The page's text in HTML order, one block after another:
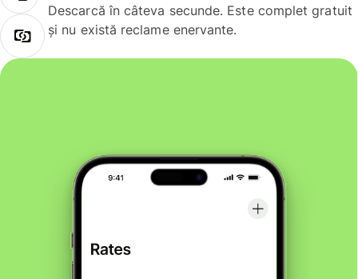
Descarcă în câteva secunde. Este complet gratuit
și nu există reclame enervante.